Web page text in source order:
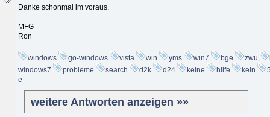
Danke schonmal im voraus.
MFG
Ron
windows go-windows vista win yms win7 bge zwu
windows7
probleme search d2k d24 keine hilfe kein
e
weitere Antworten anzeigen »»